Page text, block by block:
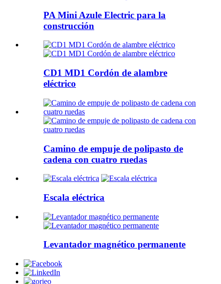
PA Mini Azule Electric para la
construcción
CD1 MD1 Cordón de alambre
eléctrico
Camino de empuje de polipasto de
cadena con cuatro ruedas
Escala eléctrica
Levantador magnético permanente